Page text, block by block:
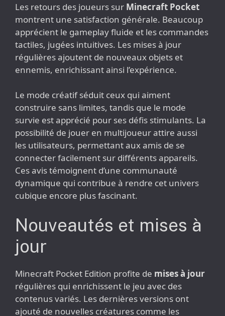
Les retours des joueurs sur Minecraft Pocket
montrent une satisfaction générale. Beaucoup
apprécient le gameplay fluide et les commandes
tactiles, jugées intuitives. Les mises à jour
régulières ajoutent de nouveaux objets et
ennemis, enrichissant ainsi l’expérience.
Le mode créatif séduit ceux qui aiment
construire sans limites, tandis que le mode
survie est apprécié pour ses défis stimulants. La
possibilité de jouer en multijoueur attire aussi
les utilisateurs, permettant aux amis de se
connecter facilement sur différents appareils.
Ces avis témoignent d’une communauté
dynamique qui contribue à rendre cet univers
cubique encore plus fascinant.
Nouveautés et mises à
jour
Minecraft Pocket Edition profite de mises à jour
régulières qui enrichissent le jeu avec des
contenus variés. Les dernières versions ont
ajouté de nouvelles créatures comme les